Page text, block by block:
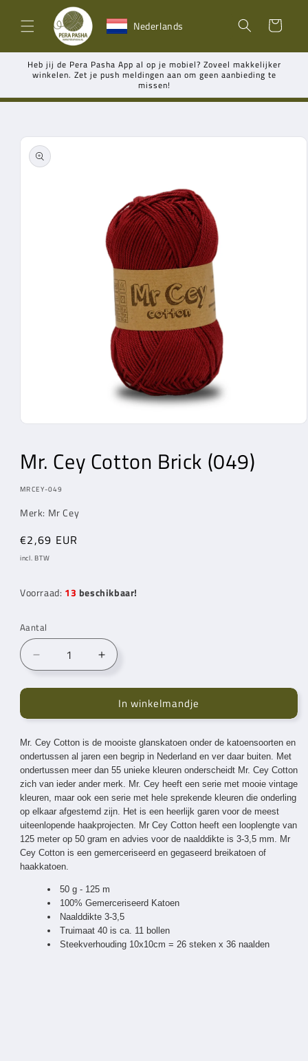
naar de
content Nederlands Winkelwagen
Heb jij de Pera Pasha App al op je mobiel? Zoveel makkelijker
winkelen. Zet je push meldingen aan om geen aanbieding te
missen!
direct naar
in
modaal
Mr. CeyCotton Brick (049)
MODEL:
MRCEY-049
Merk: Mr Cey
Normale
prijs
€2,69 EUR
incl. BTW
Voorraad: 13 beschikbaar!
Aantal
Aantal
verlagen
voor
Cey
Brick
(049)
Aantal
verhogen
voor
Cey
Brick
(049)
In winkelmandje
Mr. Cey Cotton is de mooiste glanskatoen onder de katoensoorten en
ondertussen al jaren een begrip in Nederland en ver daar buiten. Met
ondertussen meer dan 55 unieke kleuren onderscheidt Mr. Cey Cotton
zich van ieder ander merk. Mr. Cey heeft een serie met mooie vintage
kleuren, maar ook een serie met hele sprekende kleuren die onderling
op elkaar afgestemd zijn. Het is een heerlijk garen voor de meest
uiteenlopende haakprojecten. Mr Cey Cotton heeft een looplengte van
125 meter op 50 gram en advies voor de naalddikte is 3-3,5 mm. Mr
Cey Cotton is een gemerceriseerd en gegaseerd breikatoen of
haakkatoen.
50 g - 125 m
100% Gemerceriseerd Katoen
Naalddikte 3-3,5
Truimaat 40 is ca. 11 bollen
Steekverhouding 10x10cm = 26 steken x 36 naalden